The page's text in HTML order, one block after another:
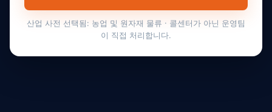
산업 사전 선택됨: 농업 및 원자재 물류 · 콜센터가 아닌 운영팀
이 직접 처리합니다.